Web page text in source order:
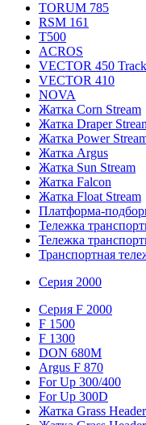
TORUM 785
RSM 161
T500
ACROS
VECTOR 450 Track
VECTOR 410
NOVA
Жатка Corn Stream
Жатка Draper
Жатка Power
Жатка Argus
Жатка Sun Stream
Жатка Falcon
Жатка Floаt Stream
Платформа-
Тележка
Тележка
Транспортная
Серия 2000
Серия F 2000
F 1500
F 1300
DON 680M
Argus F 870
For Up 300/400
For Up 300D
Жатка Grass